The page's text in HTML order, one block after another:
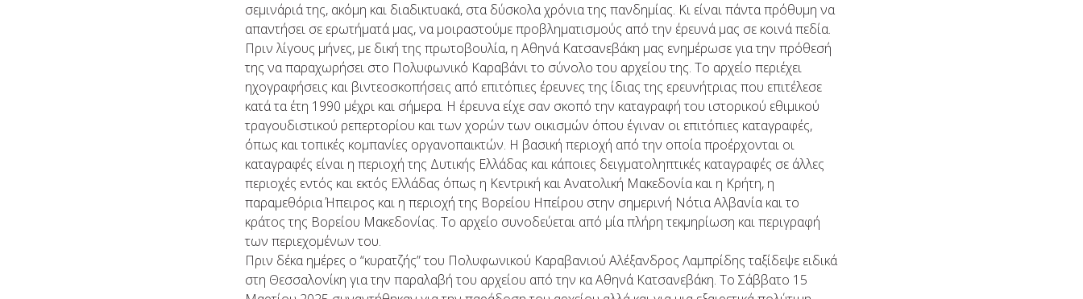
σεμινάριά της, ακόμη και διαδικτυακά, στα δύσκολα χρόνια της πανδημίας. Κι είναι πάντα πρόθυμη να
απαντήσει σε ερωτήματά μας, να μοιραστούμε προβληματισμούς από την έρευνά μας σε κοινά πεδία.
Πριν λίγους μήνες, με δική της πρωτοβουλία, η Αθηνά Κατσανεβάκη μας ενημέρωσε για την πρόθεσή
της να παραχωρήσει στο Πολυφωνικό Καραβάνι το σύνολο του αρχείου της. Το αρχείο περιέχει
ηχογραφήσεις και βιντεοσκοπήσεις από επιτόπιες έρευνες της ίδιας της ερευνήτριας που επιτέλεσε
κατά τα έτη 1990 μέχρι και σήμερα. Η έρευνα είχε σαν σκοπό την καταγραφή του ιστορικού εθιμικού
τραγουδιστικού ρεπερτορίου και των χορών των οικισμών όπου έγιναν οι επιτόπιες καταγραφές,
όπως και τοπικές κομπανίες οργανοπαικτών. Η βασική περιοχή από την οποία προέρχονται οι
καταγραφές είναι η περιοχή της Δυτικής Ελλάδας και κάποιες δειγματοληπτικές καταγραφές σε άλλες
περιοχές εντός και εκτός Ελλάδας όπως η Κεντρική και Ανατολική Μακεδονία και η Κρήτη, η
παραμεθόρια Ήπειρος και η περιοχή της Βορείου Ηπείρου στην σημερινή Νότια Αλβανία και το
κράτος της Βορείου Μακεδονίας. Το αρχείο συνοδεύεται από μία πλήρη τεκμηρίωση και περιγραφή
των περιεχομένων του.
Πριν δέκα ημέρες ο “κυρατζής” του Πολυφωνικού Καραβανιού Αλέξανδρος Λαμπρίδης ταξίδεψε ειδικά
στη Θεσσαλονίκη για την παραλαβή του αρχείου από την κα Αθηνά Κατσανεβάκη. Tο Σάββατο 15